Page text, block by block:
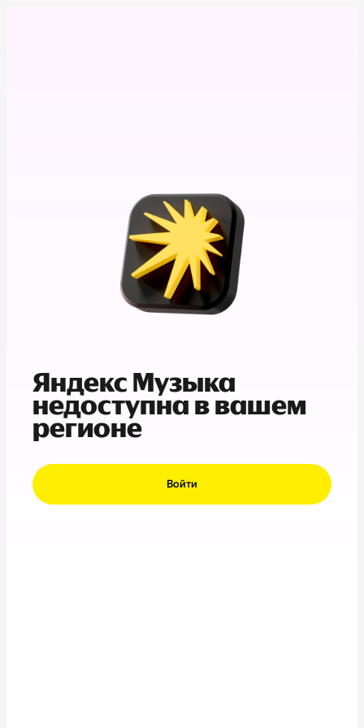
Яндекс Музыка
недоступна в вашем
регионе
Войти